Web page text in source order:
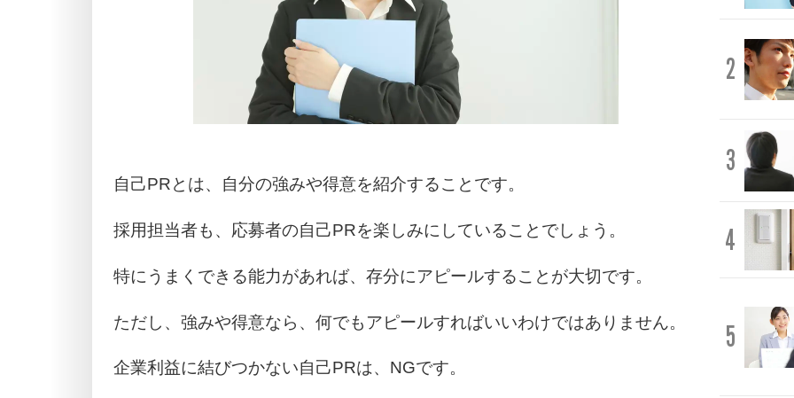
自己PRとは、自分の強みや得意を紹介することです。
採用担当者も、応募者の自己PRを楽しみにしていることでしょう。
特にうまくできる能力があれば、存分にアピールすることが大切です。
ただし、強みや得意なら、何でもアピールすればいいわけではありません。
企業利益に結びつかない自己PRは、NGです。
2
3
4
5